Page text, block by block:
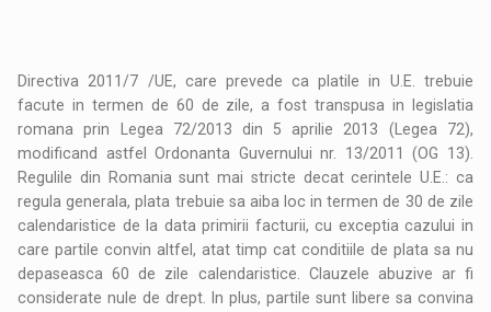
Directiva 2011/7 /UE, care prevede ca platile in U.E. trebuie
facute in termen de 60 de zile, a fost transpusa in legislatia
romana prin Legea 72/2013 din 5 aprilie 2013 (Legea 72),
modificand astfel Ordonanta Guvernului nr. 13/2011 (OG 13).
Regulile din Romania sunt mai stricte decat cerintele U.E.: ca
regula generala, plata trebuie sa aiba loc in termen de 30 de zile
calendaristice de la data primirii facturii, cu exceptia cazului in
care partile convin altfel, atat timp cat conditiile de plata sa nu
depaseasca 60 de zile calendaristice. Clauzele abuzive ar fi
considerate nule de drept. In plus, partile sunt libere sa convina